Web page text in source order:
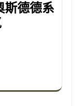
斯德德系